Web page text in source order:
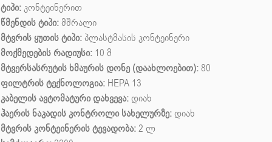
ტიპი:კონტეინერით
წმენდის ტიპი: მშრალი
მტვრის ყუთის ტიპი: პლასტმასის კონტეინერი
მოქმედების რადიუსი: 10 მ
მტვერსასრუტის ხმაურის დონე (დაახლოებით):80
ფილტრის ტექნოლოგია: HEPA 13
კაბელის ავტომატური დახვევა: დიახ
ჰაერის ნაკადის კონტროლი სახელურზე: დიახ
მტვრის კონტეინერის ტევადობა:2 ლ